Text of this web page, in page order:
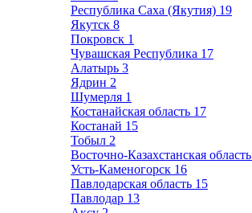
Республика Саха (Якутия) 19
Якутск 8
Покровск 1
Чувашская Республика 17
Алатырь 3
Ядрин 2
Шумерля 1
Костанайская область 17
Костанай 15
Тобыл 2
Восточно-Казахстанская область
Усть-Каменогорск 16
Павлодарская область 15
Павлодар 13